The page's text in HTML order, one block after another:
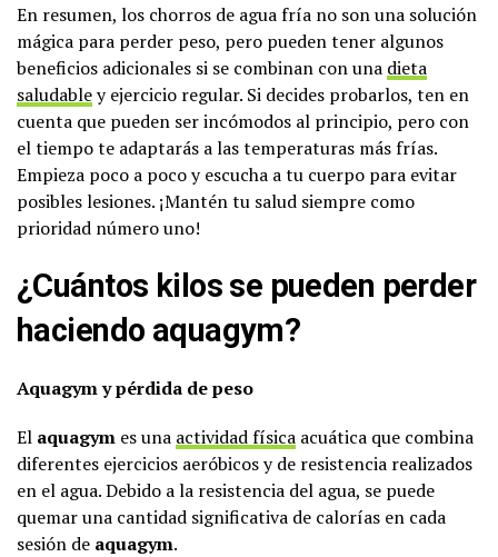
En resumen, los chorros de agua fría no son una solución
mágica para perder peso, pero pueden tener algunos
beneficios adicionales si se combinan con una dieta
saludabley ejercicio regular. Si decides probarlos, ten en
cuenta que pueden ser incómodos al principio, pero con
el tiempo te adaptarás a las temperaturas más frías.
Empieza poco a poco y escucha a tu cuerpo para evitar
posibles lesiones. ¡Mantén tu salud siempre como
prioridad número uno!
¿Cuántos kilos se pueden perder
haciendo aquagym?
Aquagym y pérdida de peso
El aquagym es una actividad física acuática que combina
diferentes ejercicios aeróbicos y de resistencia realizados
en el agua. Debido a la resistencia del agua, se puede
quemar una cantidad significativa de calorías en cada
sesión de aquagym.